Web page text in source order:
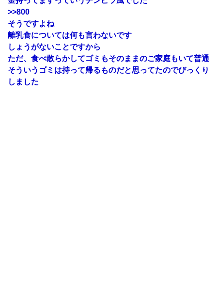
>>800
そうですよね
離乳食については何も言わないです
しょうがないことですから
ただ、食べ散らかしてゴミもそのままのご家庭もいて普通
そういうゴミは持って帰るものだと思ってたのでびっくり
しました